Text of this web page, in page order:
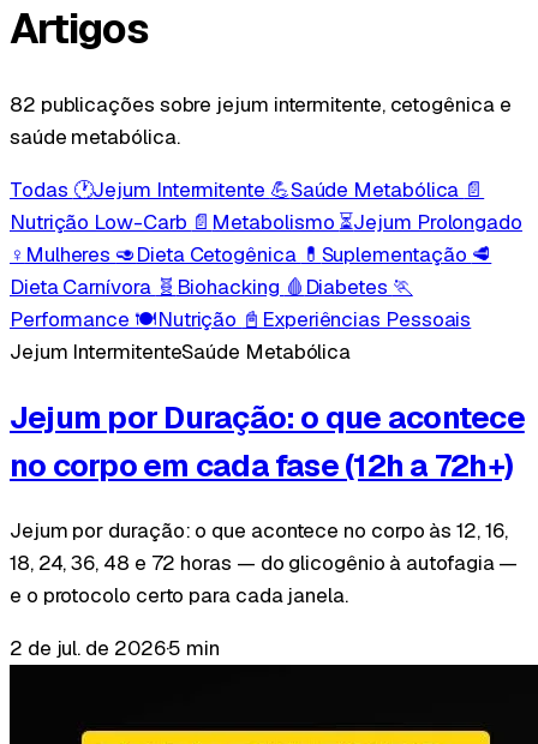
Artigos
82 publicações sobre jejum intermitente, cetogênica e
saúde metabólica.
Todas 🕐Jejum Intermitente 💪Saúde Metabólica 📄
Nutrição Low-Carb 📄 Metabolismo ⏳Jejum Prolongado
♀️ Mulheres 🥑Dieta Cetogênica 💊 Suplementação 🥩
Dieta Carnívora 🧬 Biohacking 🩸 Diabetes 🏃
Performance 🍽️Nutrição 📓 Experiências Pessoais
Jejum IntermitenteSaúde Metabólica
Jejum por Duração: o que acontece
no corpo em cada fase (12h a 72h+)
Jejum por duração: o que acontece no corpo às 12, 16,
18, 24, 36, 48 e 72 horas — do glicogênio à autofagia —
e o protocolo certo para cada janela.
2 de jul. de 2026·5 min